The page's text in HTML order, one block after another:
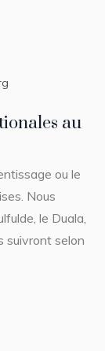
au
ou le
Nous
le Duala,
suivront selon